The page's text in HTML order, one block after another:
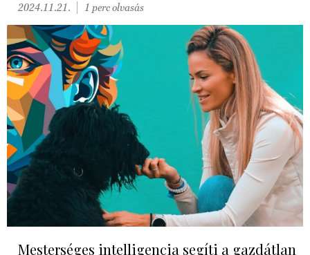
2024.11.21. 1 perc olvasás
Mesterséges intelligencia segíti a gazdátlan